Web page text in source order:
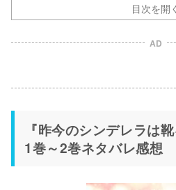
目次を開く
AD
『昨今のシンデレラは
1巻～2巻ネタバレ感想